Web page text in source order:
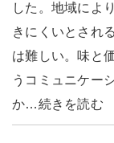
した。地域によ
きにくいとされ
は難しい。味と
うコミュニケー
か…続きを読む